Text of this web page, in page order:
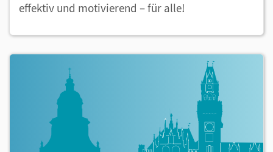
effektiv und motivierend – für alle!